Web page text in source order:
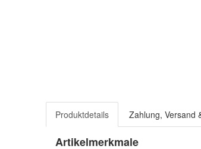
Produktdetails Zahlung, Versand
Artikelmerkmale